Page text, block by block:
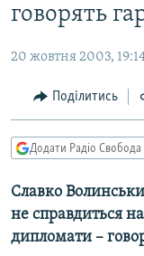
основної
Перейти
пошукуКУЛЬТУРА
СПОРТ
СВІТ
ДОНБАС.РЕАЛІЇ
КРИМ.РЕАЛІЇ
ТИ ЯК?
ПРИАЗОВ’Я
КИТАЙ.ВИКЛИКИ
говорять
20 жовтня 2003,
Поділитись
Додати Радіо
Славко
не справдиться
дипломати –